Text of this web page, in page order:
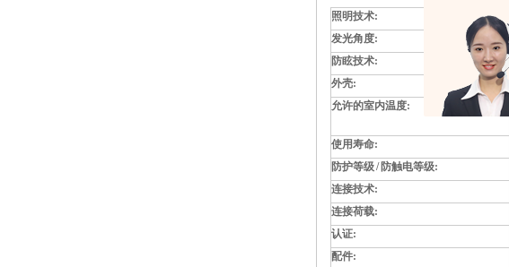
照明技术:
发光角度:
防眩技术:
外壳:
允许的室内温度:
使用寿命:
防护等级 / 防触电等级:
连接技术:
连接荷载:
认证:
配件: